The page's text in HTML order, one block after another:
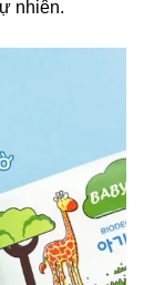
nhiên.